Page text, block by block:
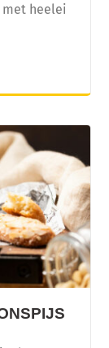
met heelei